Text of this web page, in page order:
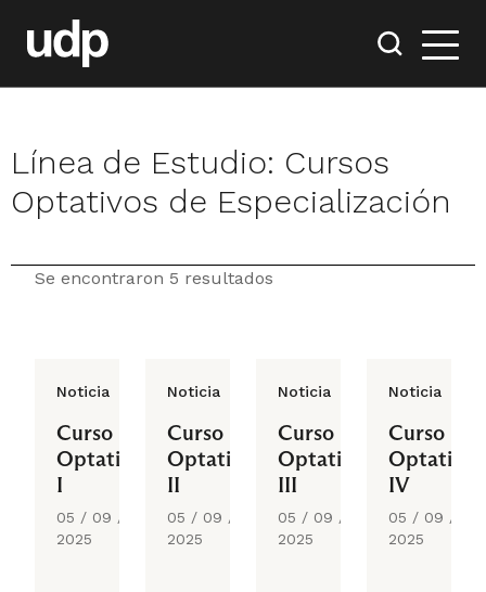
Línea de Estudio: Cursos
Optativos de Especialización
Se encontraron 5 resultados
Noticia
Curso
Optativo
I
05 / 09 /
2025
Noticia
Curso
Optativo
II
05 / 09 /
2025
Noticia
Curso
Optativo
III
05 / 09 /
2025
Noticia
Curso
Optativo
IV
05 / 09 /
2025